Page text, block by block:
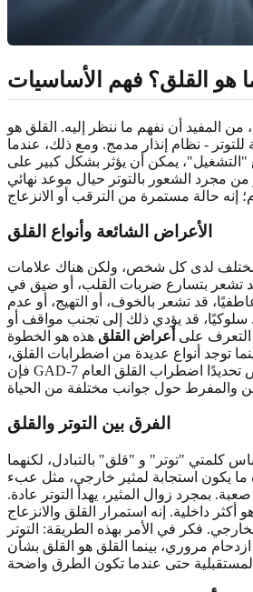
هو القلق؟ فهم الأساسيات
المفيد أن نفهم ما ننظر إليه. القلق هو
للتوتر - نظام إنذار مدمج. ومع ذلك، عندما
"التشغيل"، يمكن أن يؤثر بشكل كبير على
من مجرد الشعور بالتوتر حيال موعد نهائي
الأعراض الشائعة وأنواع القلق
لدى كل شخص، ولكن هناك علامات
تشعر بتسارع ضربات القلب، أو ضيق في
قد تشعر بالخوف، أو التهيج، أو عدم
سلوكيًا، قد يؤدي ذلك إلى تجنب مواقف أو
التعرف على أعراض القلق هذه هو الخطوة
توجد أنواع عديدة من اضطرابات القلق،
فإن GAD-7 يفحص تحديدًا اضطراب القلق العام (GAD)، الذي يتميز
الفرق بين التوتر والقلق
كلمتي "توتر" و "قلق" بالتبادل، لكنهما
ما يكون استجابة لمثير خارجي، مثل عبء
بمجرد زوال المثير، يهدأ التوتر عادة.
أكثر داخلية. إنه استمرار القلق والانزعاج
فكر في الأمر بهذه الطريقة: التوتر
مروري، بينما القلق هو القلق بشأن